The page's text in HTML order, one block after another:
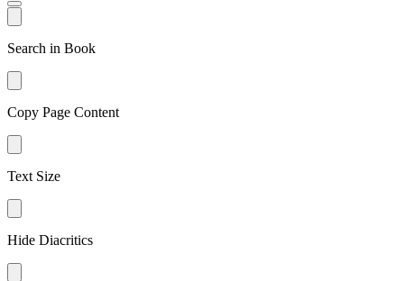
Search in Book
Copy Page Content
Text Size
Hide Diacritics